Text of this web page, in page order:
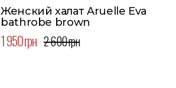
Женский халат Aruelle Eva
bathrobe brown
1 950 грн 2 600 грн